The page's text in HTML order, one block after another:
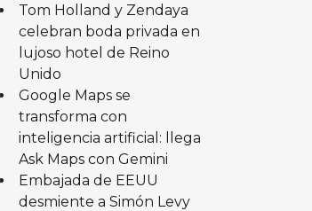
Tom Holland y Zendaya
celebran boda privada en
lujoso hotel de Reino
Unido
Google Maps se
transforma con
inteligencia artificial: llega
Ask Maps con Gemini
Embajada de EEUU
desmiente a Simón Levy